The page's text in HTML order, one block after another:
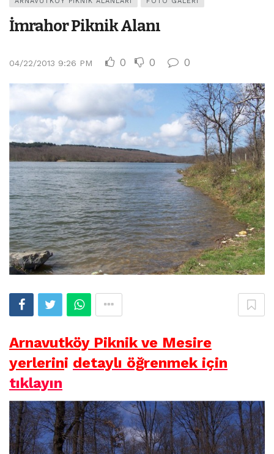
İmrahor Piknik Alanı
04/22/2013 9:26 PM 0 0 0
Arnavutköy Piknik ve Mesire
yerlerini detaylı öğrenmek için
tıklayın